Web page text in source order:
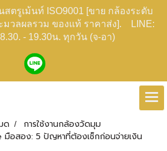
ตรูเม้นท์ ISO9001 [ขาย กล้องระดับ
มวลผลรวม ของแท้ ราคาส่ง]. LINE:
- 19.30น. ทุกวัน (จ-อา)
ด
การใช้งานกล้องวัดมุม
อสอง: 5 ปัญหาที่ต้องเช็กก่อนจ่ายเงิน